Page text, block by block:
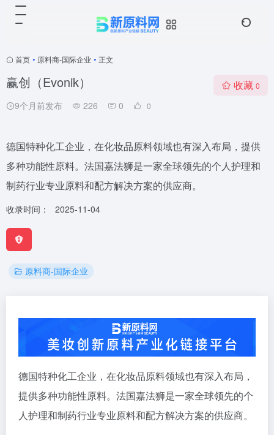
首页 • 原料商-国际企业 • 正文
赢创（Evonik）
9个月前发布 226 0 0
收藏 0
德国特种化工企业，在化妆品原料领域也有深入布局，提供
多种功能性原料。法国嘉法狮是一家全球领先的个人护理和
制药行业专业原料和配方解决方案的供应商。
收录时间： 2025-11-04
原料商-国际企业
德国特种化工企业，在化妆品原料领域也有深入布局，
提供多种功能性原料。法国嘉法狮是一家全球领先的个
人护理和制药行业专业原料和配方解决方案的供应商。